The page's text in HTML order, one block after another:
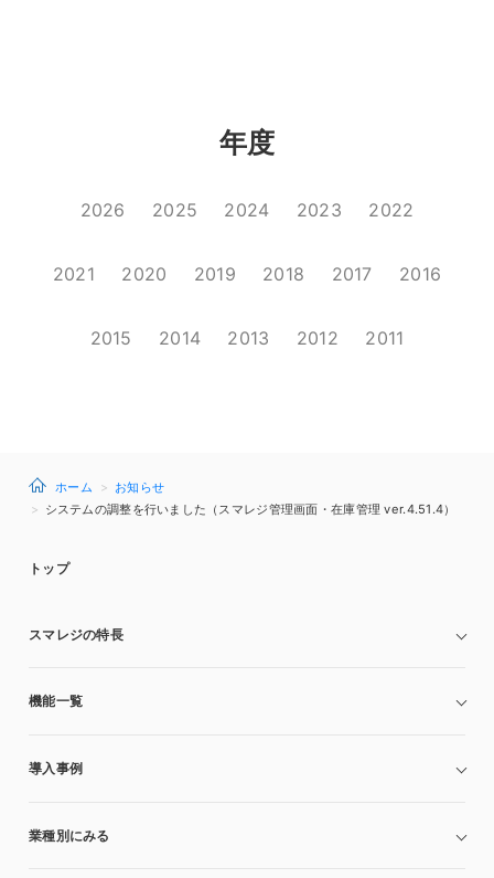
年度
2026 2025 2024 2023 2022
2021 2020 2019 2018 2017 2016
2015 2014 2013 2012 2011
ホーム
お知らせ
システムの調整を行いました（スマレジ管理画面・在庫管理 ver.4.51.4）
トップ
スマレジの特長
機能一覧
導入事例
業種別にみる